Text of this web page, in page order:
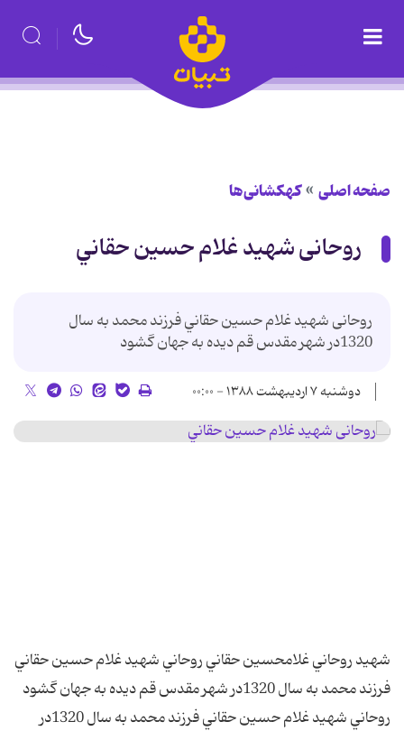
صفحه اصلی کهکشانی‌ها
روحانی شهید غلام حسين حقاني
روحانی شهید غلام حسين حقاني فرزند محمد به سال
1320در شهر مقدس قم دیده به جهان گشود
دوشنبه ۷ اردیبهشت ۱۳۸۸ - ۰۰:۰۰
شهيد روحاني غلامحسين حقاني روحاني شهيد غلام حسين حقاني
فرزند محمد به سال 1320در شهر مقدس قم ديده به جهان گشود
روحاني شهيد غلام حسين حقاني فرزند محمد به سال 1320در